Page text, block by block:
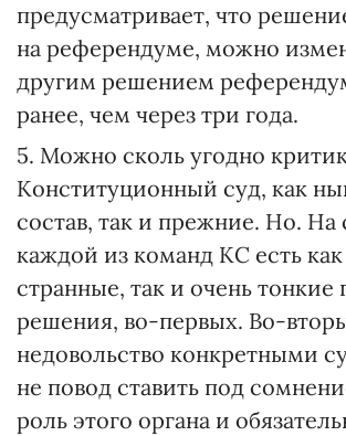
предусматривает, что
на референдуме, можно
другим решением
ранее, чем через три года.
5. Можно сколь угодно
Конституционный суд, как
состав, так и прежние. Но. На
каждой из команд КС есть
странные, так и очень тонкие
решения, во-первых. Во-
недовольство конкретными
не повод ставить под
роль этого органа и